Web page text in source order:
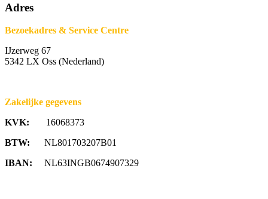
Adres
Bezoekadres & Service Centre
IJzerweg 67
5342 LX Oss (Nederland)
Zakelijke gegevens
KVK: 16068373
BTW: NL801703207B01
IBAN: NL63INGB0674907329